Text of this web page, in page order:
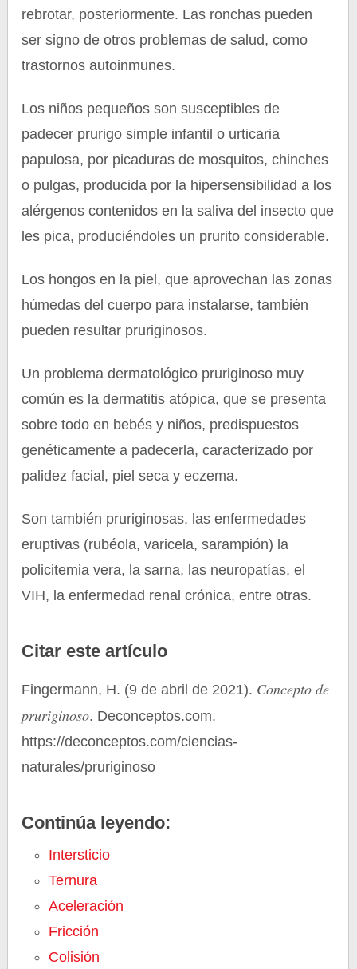
rebrotar, posteriormente. Las ronchas pueden
ser signo de otros problemas de salud, como
trastornos autoinmunes.
Los niños pequeños son susceptibles de
padecer prurigo simple infantil o urticaria
papulosa, por picaduras de mosquitos, chinches
o pulgas, producida por la hipersensibilidad a los
alérgenos contenidos en la saliva del insecto que
les pica, produciéndoles un prurito considerable.
Los hongos en la piel, que aprovechan las zonas
húmedas del cuerpo para instalarse, también
pueden resultar pruriginosos.
Un problema dermatológico pruriginoso muy
común es la dermatitis atópica, que se presenta
sobre todo en bebés y niños, predispuestos
genéticamente a padecerla, caracterizado por
palidez facial, piel seca y eczema.
Son también pruriginosas, las enfermedades
eruptivas (rubéola, varicela, sarampión) la
policitemia vera, la sarna, las neuropatías, el
VIH, la enfermedad renal crónica, entre otras.
Citar este artículo
Fingermann, H. (9 de abril de 2021). Concepto de
pruriginoso. Deconceptos.com.
https://deconceptos.com/ciencias-
naturales/pruriginoso
Continúa leyendo:
Intersticio
Ternura
Aceleración
Fricción
Colisión